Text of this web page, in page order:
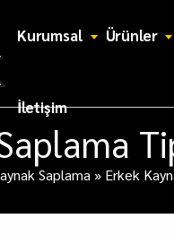
Kurumsal Ürünler
İletişim
Saplama » Erkek